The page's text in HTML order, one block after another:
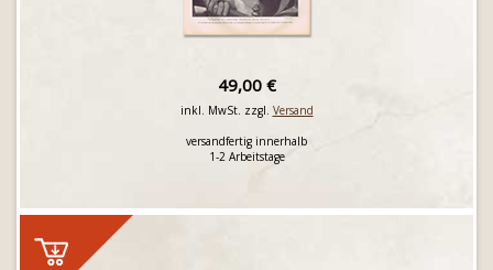
49,00 €
inkl. MwSt. zzgl. Versand
versandfertig innerhalb
1-2 Arbeitstage